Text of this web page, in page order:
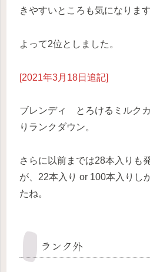
きやすいところも気になります
よって2位としました。
[2021年3月18日追記]
ブレンディ とろけるミルク
りランクダウン。
さらに以前までは28本入りも
が、22本入り or 100本入りし
たね。
ランク外